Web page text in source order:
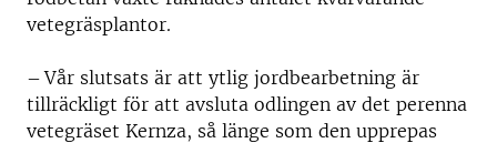
vetegräsplantor.
– Vår slutsats är att ytlig jordbearbetning är
tillräckligt för att avsluta odlingen av det perenna
vetegräset Kernza, så länge som den upprepas